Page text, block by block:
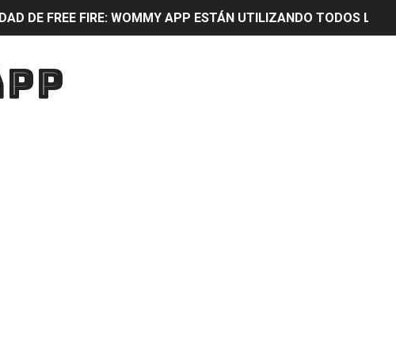
DE FREE FIRE: WOMMY APP ESTÁN UTILIZANDO TODOS LOS
aplicación para quitar lag y mejorar rendimiento de cualquier